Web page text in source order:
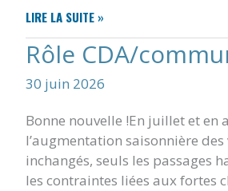
PLAN
DE
FINANCEMENT
PRÉVISIONNEL
–
COMPLÈTE
TOITURE
RESTAURANT
SCOLAIRE
LIRE LA SUITE »
Rôle CDA/
30 juin 2026
Bonne nouvelle !En juillet et
l’augmentation saisonnière
inchangés, seuls les passages
les contraintes liées aux fortes